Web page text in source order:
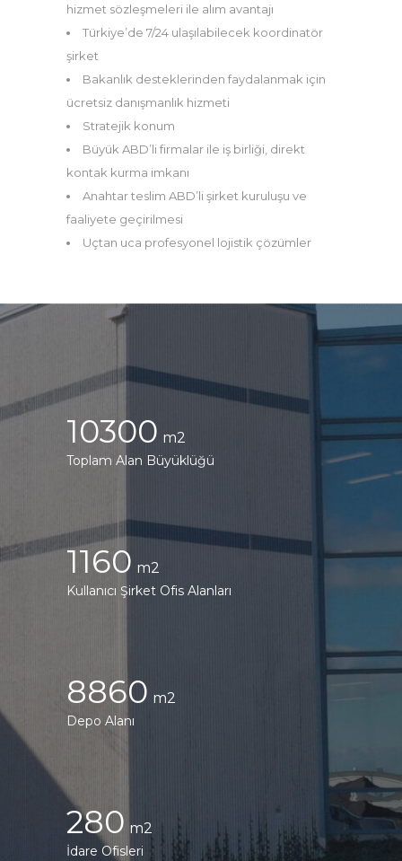
hizmet sözleşmeleri ile alım avantajı
Türkiye’de 7/24 ulaşılabilecek koordinatör
şirket
Bakanlık desteklerinden faydalanmak için
ücretsiz danışmanlık hizmeti
Stratejik konum
Büyük ABD’li firmalar ile iş birliği, direkt
kontak kurma imkanı
Anahtar teslim ABD’li şirket kuruluşu ve
faaliyete geçirilmesi
Uçtan uca profesyonel lojistik çözümler
10300
Toplam Alan Büyüklüğü
1160
Kullanıcı Şirket Ofis Alanları
8860
Depo Alanı
280
İdare Ofisleri